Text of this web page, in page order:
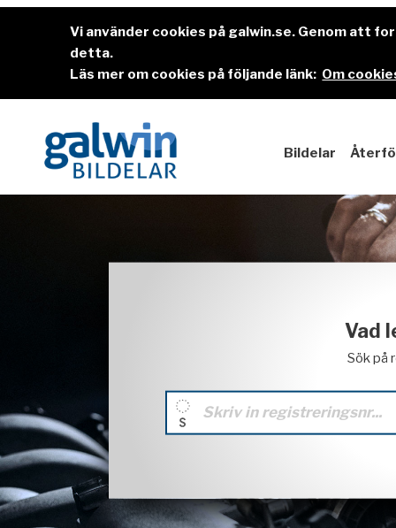
Vi använder cookies på galwin.se. Genom att
detta.
Läs mer om cookies på följande länk: Om
Bildelar
Vad
Sök på